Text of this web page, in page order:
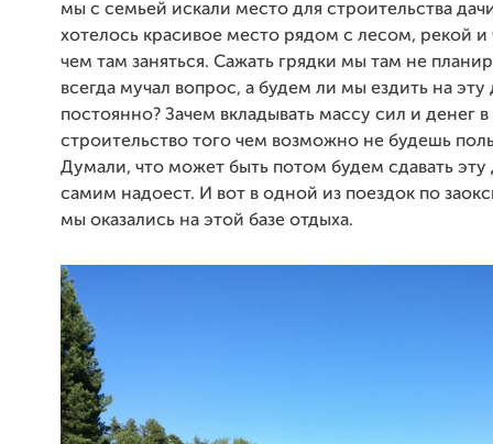
мы с семьей искали место для строительства
хотелось красивое место рядом с лесом, рекой
чем там заняться. Сажать грядки мы там не
всегда мучал вопрос, а будем ли мы ездить на эту
постоянно? Зачем вкладывать массу сил и денег в
строительство того чем возможно не будешь
Думали, что может быть потом будем сдавать эту
самим надоест. И вот в одной из поездок по
мы оказались на этой базе отдыха.